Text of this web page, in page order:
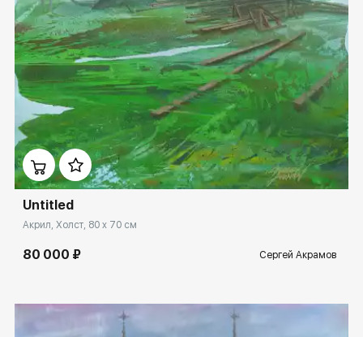
Домен: ekb.rakovgallery.ru
Untitled
Акрил, Холст, 80 x 70 см
80 000 ₽ Сергей Акрамов